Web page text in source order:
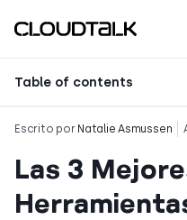
Table of contents
Escrito por Natalie Asmussen
Las 3